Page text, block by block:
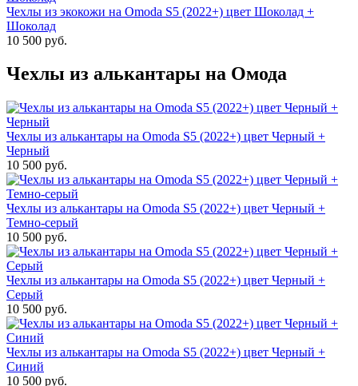
Чехлы из экокожи на Omoda S5 (2022+) цвет Шоколад +
Шоколад
10 500 руб.
Чехлы из алькантары на Омода
Чехлы из алькантары на Omoda S5 (2022+) цвет Черный +
Черный
10 500 руб.
Чехлы из алькантары на Omoda S5 (2022+) цвет Черный +
Темно-серый
10 500 руб.
Чехлы из алькантары на Omoda S5 (2022+) цвет Черный +
Серый
10 500 руб.
Чехлы из алькантары на Omoda S5 (2022+) цвет Черный +
Синий
10 500 руб.